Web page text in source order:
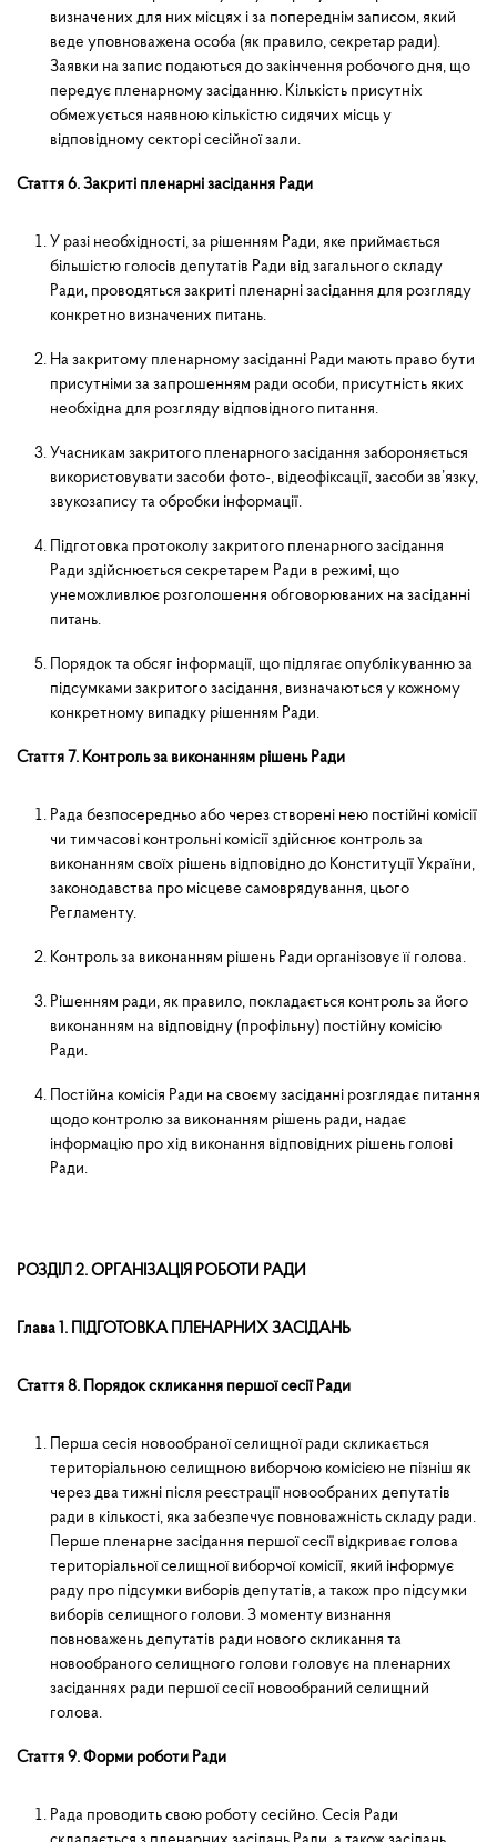
визначених для них місцях і за попереднім записом, який
веде уповноважена особа (як правило, секретар ради).
Заявки на запис подаються до закінчення робочого дня, що
передує пленарному засіданню. Кількість присутніх
обмежується наявною кількістю сидячих місць у
відповідному секторі сесійної зали.
Стаття 6. Закриті пленарні засідання Ради
У разі необхідності, за рішенням Ради, яке приймається
більшістю голосів депутатів Ради від загального складу
Ради, проводяться закриті пленарні засідання для розгляду
конкретно визначених питань.
На закритому пленарному засіданні Ради мають право бути
присутніми за запрошенням ради особи, присутність яких
необхідна для розгляду відповідного питання.
Учасникам закритого пленарного засідання забороняється
використовувати засоби фото-, відеофіксації, засоби зв’язку,
звукозапису та обробки інформації.
Підготовка протоколу закритого пленарного засідання
Ради здійснюється секретарем Ради в режимі, що
унеможливлює розголошення обговорюваних на засіданні
питань.
Порядок та обсяг інформації, що підлягає опублікуванню за
підсумками закритого засідання, визнача­ються у кожному
конкретному випадку рішенням Ради.
Стаття 7. Контроль за виконанням рішень Ради
Рада безпосередньо або через створені нею постійні комісії
чи тимчасові контрольні комісії здійснює контроль за
виконанням своїх рішень відповідно до Конституції України,
законодавства про місцеве самовряду­вання, цього
Регламенту.
Контроль за виконанням рішень Ради організовує її голова.
Рішенням ради, як правило, покладається контроль за його
виконанням на відповідну (профільну) по­стійну комісію
Ради.
Постійна комісія Ради на своєму засіданні розглядає питання
щодо контролю за виконанням рішень ради, надає
інформацію про хід виконання відповідних рішень голові
Ради.
РОЗДІЛ 2. ОРГАНІЗАЦІЯ РОБОТИ РАДИ
Глава 1. ПІДГОТОВКА ПЛЕНАРНИХ ЗАСІДАНЬ
Стаття 8. Порядок скликання першої сесії Ради
Перша сесія новообраної селищної ради скликається
територіальною селищною виборчою комісією не пізніш як
через два тижні після реєстрації новообраних депутатів
ради в кількос­ті, яка забезпечує повноважність складу ради.
Перше пленарне засідання першої сесії відкриває голова
територіальної селищної виборчої комісії, який інформує
раду про підсумки виборів депутатів, а також про підсумки
виборів селищного голови. З моменту визнання
повноважень депутатів ради нового скликан­ня та
новообраного селищного голови головує на пленарних
засіданнях ради першої сесії новообраний селищний
голова.
Стаття 9. Форми роботи Ради
Рада проводить свою роботу сесійно. Сесія Ради